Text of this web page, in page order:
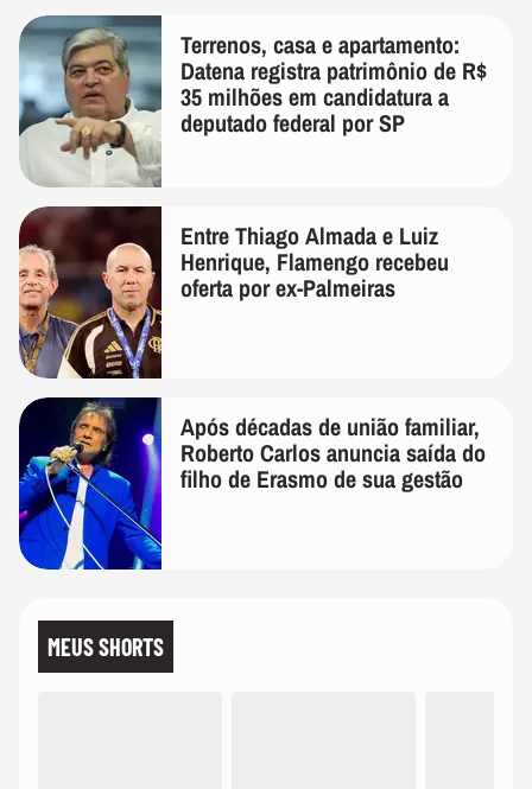
Terrenos, casa e apartamento:
Datena registra patrimônio de R$
35 milhões em candidatura a
deputado federal por SP
Entre Thiago Almada e Luiz
Henrique, Flamengo recebeu
oferta por ex-Palmeiras
Após décadas de união familiar,
Roberto Carlos anuncia saída do
filho de Erasmo de sua gestão
MEUS SHORTS